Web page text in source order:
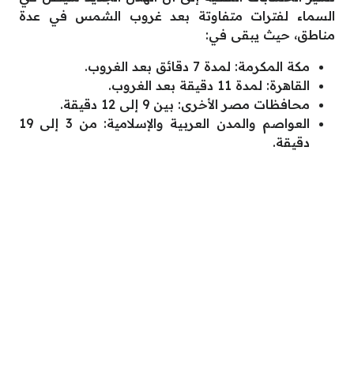
السماء لفترات متفاوتة بعد غروب الشمس في عدة
مناطق، حيث يبقى في:
مكة المكرمة: لمدة 7 دقائق بعد الغروب.
القاهرة: لمدة 11 دقيقة بعد الغروب.
محافظات مصر الأخرى: بين 9 إلى 12 دقيقة.
العواصم والمدن العربية والإسلامية: من 3 إلى 19
دقيقة.